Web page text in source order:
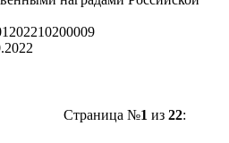
Страница №1 из 22: